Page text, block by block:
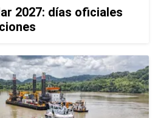
2027: días oficiales